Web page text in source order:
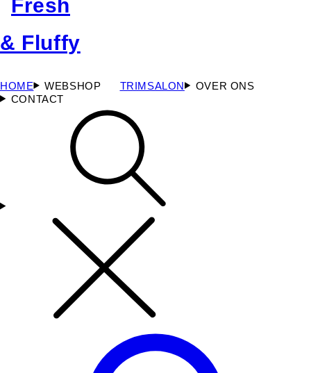
HOME WEBSHOP TRIMSALON
OVER ONS
CONTACT